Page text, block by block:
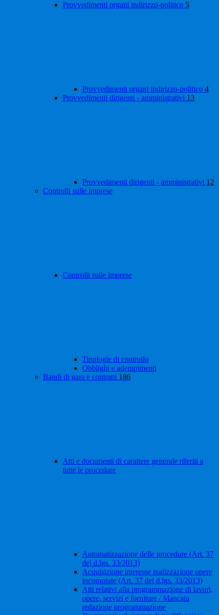
Provvedimenti organi indirizzo-politico 5
Provvedimenti organi indirizzo-politico 4
Provvedimenti dirigenti - amministrativi 13
Provvedimenti dirigenti - amministrativi 12
Controlli sulle imprese
Controlli sulle imprese
Tipologie di controllo
Obblighi e adempimenti
Bandi di gara e contratti 186
Atti e documenti di carattere generale riferiti a
tutte le procedure
Automatizzazione delle procedure (Art. 37
del d.lgs. 33/2013)
Acquisizione interesse realizzazione opere
incompiute (Art. 37 del d.lgs. 33/2013)
Atti relativi alla programmazione di lavori,
opere, servizi e forniture / Mancata
redazione programmazione